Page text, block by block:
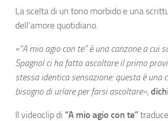
La scelta di un tono morbido e una
dell’amore quotidiano.
«“A mio agio con te” è una canzone a cui
Spagnol ci ha fatto ascoltare il primo
stessa identica sensazione: questa è una
bisogno di urlare per farsi ascoltare»,
Il videoclip di “A mio agio con te”